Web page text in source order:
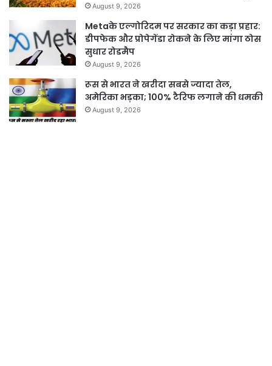
August 9, 2026
Metaके एल्गोरिदम पर सरकार का कड़ा प्रहार:
डीपफेक और प्रोपेगेंडा रोकने के लिए मांगा ठोस
सुधार रोडमैप
August 9, 2026
रूस से भारत ने खरीदा सबसे ज्यादा तेल,
अमेरिका भड़का; 100% टैरिफ लगाने की धमकी
August 9, 2026